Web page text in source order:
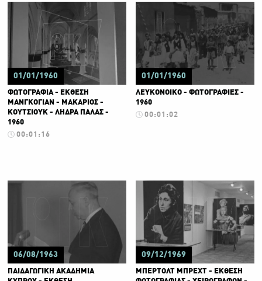
01/01/1960
ΦΩΤΟΓΡΑΦΙΑ - ΕΚΘΕΣΗ
ΜΑΝΓΚΟΓΙΑΝ - ΜΑΚΑΡΙΟΣ -
ΚΟΥΤΣΙΟΥΚ - ΛΗΔΡΑ ΠΑΛΑΣ -
1960
00:01:16
01/01/1960
ΛΕΥΚΟΝΟΙΚΟ - ΦΩΤΟΓΡΑΦΙΕΣ -
1960
00:01:02
06/08/1963
ΠΑΙΔΑΓΩΓΙΚΗ ΑΚΑΔΗΜΙΑ
09/12/1969
ΜΠΕΡΤΟΛΤ ΜΠΡΕΧΤ - ΕΚΘΕΣΗ